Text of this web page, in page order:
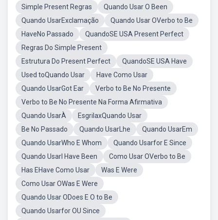
Simple Present Regras
Quando Usar O Been
Quando UsarExclamação
Quando Usar OVerbo to Be
HaveNo Passado
QuandoSE USA Present Perfect
Regras Do Simple Present
Estrutura Do Present Perfect
QuandoSE USA Have
Used toQuando Usar
Have Como Usar
Quando UsarGot Ear
Verbo to Be No Presente
Verbo to Be No Presente Na Forma Afirmativa
Quando UsarÀ
EsgrilaxQuando Usar
Be No Passado
Quando UsarLhe
Quando UsarEm
Quando UsarWho E Whom
Quando Usarfor E Since
Quando UsarI Have Been
Como Usar OVerbo to Be
Has EHave Como Usar
Was E Were
Como Usar OWas E Were
Quando Usar ODoes E O to Be
Quando Usarfor OU Since